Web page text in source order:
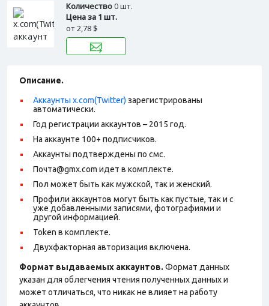
Количество0 шт.
Цена за 1 шт.
от2,78 $
Описание.
Аккаунты x.com(Twitter) зарегистрированы
автоматически.
Год регистрации аккаунтов – 2015 год.
На аккаунте 100+ подписчиков.
Аккаунты подтверждены по смс.
Почта@gmx.com идет в комплекте.
Пол может быть как мужской, так и женский.
Профили аккаунтов могут быть как пустые, так и с
уже добавленными записями, фотографиями и
другой информацией.
Token в комплекте.
Двухфакторная авторизация включена.
Формат выдаваемых аккаунтов. Формат данных
указан для облегчения чтения полученных данных и
может отличаться, что никак не влияет на работу